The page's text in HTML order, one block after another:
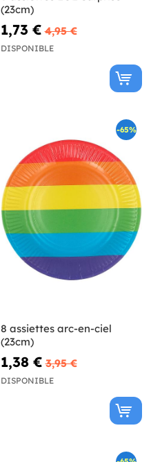
(23cm)
1,73 € 4,95 €
DISPONIBLE
-65%
8 assiettes arc-en-ciel
(23cm)
1,38 € 3,95 €
DISPONIBLE